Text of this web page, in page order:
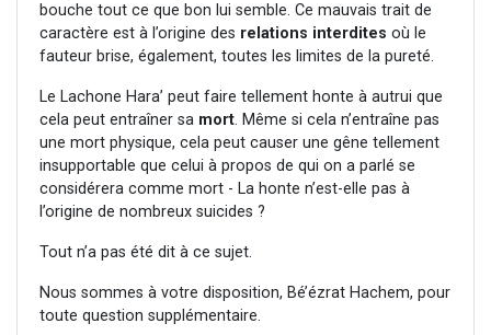
bouche tout ce que bon lui semble. Ce mauvais trait de
caractère est à l’origine des relations interdites où le
fauteur brise, également, toutes les limites de la pureté.
Le Lachone Hara’ peut faire tellement honte à autrui que
cela peut entraîner sa mort. Même si cela n’entraîne pas
une mort physique, cela peut causer une gêne tellement
insupportable que celui à propos de qui on a parlé se
considérera comme mort - La honte n’est-elle pas à
l’origine de nombreux suicides ?
Tout n’a pas été dit à ce sujet.
Nous sommes à votre disposition, Bé’ézrat Hachem, pour
toute question supplémentaire.